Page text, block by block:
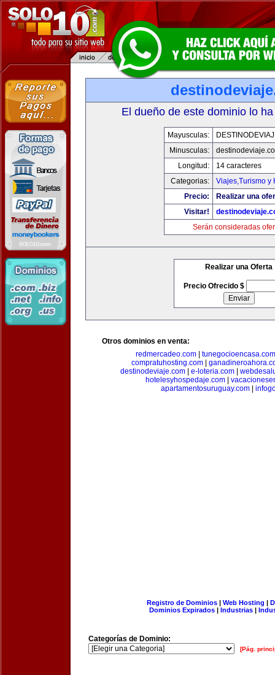
El dueño de este dominio lo
Mayusculas:
Minusculas:
Longitud:
14 caracteres
Categorias:
Viajes,Turismo y
Precio:
Realizar una
Visitar!
Serán consideradas
Realizar una Oferta
Precio Ofrecido $
Otros dominios en venta:
redmercadeo.com| tunegocioencasa.com
compratuhosting.com|
destinodeviaje.com
e-loteria.com
hotelesyhospedaje.com
apartamentosuruguay.com|
Registro de Dominios| Web Hosting |
Dominios Expirados | Industrias |
Categorías de Dominio:
[Pág.